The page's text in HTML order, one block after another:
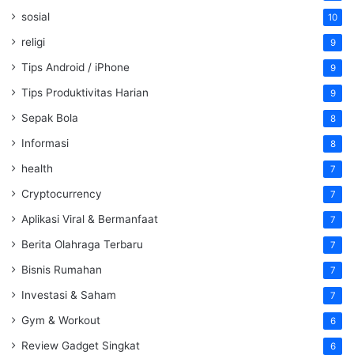
sosial 10
religi 9
Tips Android / iPhone 9
Tips Produktivitas Harian 9
Sepak Bola 8
Informasi 8
health 7
Cryptocurrency 7
Aplikasi Viral & Bermanfaat 7
Berita Olahraga Terbaru 7
Bisnis Rumahan 7
Investasi & Saham 7
Gym & Workout 6
Review Gadget Singkat 6